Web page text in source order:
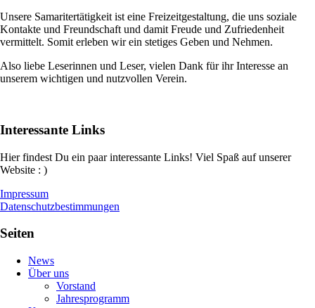
Unsere Samaritertätigkeit ist eine Freizeitgestaltung, die uns soziale
Kontakte und Freundschaft und damit Freude und Zufriedenheit
vermittelt. Somit erleben wir ein stetiges Geben und Nehmen.
Also liebe Leserinnen und Leser, vielen Dank für ihr Interesse an
unserem wichtigen und nutzvollen Verein.
Interessante Links
Hier findest Du ein paar interessante Links! Viel Spaß auf unserer
Website : )
Impressum
Datenschutzbestimmungen
Seiten
News
Über uns
Vorstand
Jahresprogramm